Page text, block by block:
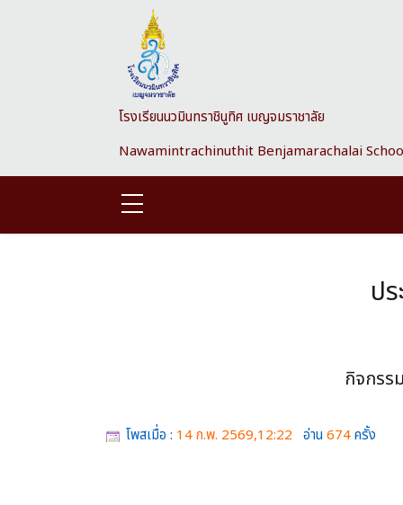
โรงเรียนนวมินทราชินูทิศ เบญจมราชาลัย
Nawamintrachinuthit Benjamarachalai
ป
กิจกรร
โพสเมื่อ : 14 ก.พ. 2569,12:22 อ่าน 674ครั้ง